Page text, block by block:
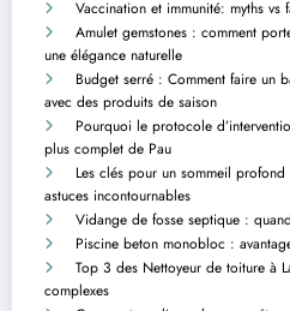
Vaccination et immunité: myths vs
Amulet gemstones : comment
une élégance naturelle
Budget serré : Comment faire un
avec des produits de saison
Pourquoi le protocole
plus complet de Pau
Les clés pour un sommeil
astuces incontournables
Vidange de fosse septique :
Piscine beton monobloc :
Top 3 des Nettoyeur de toiture à
complexes